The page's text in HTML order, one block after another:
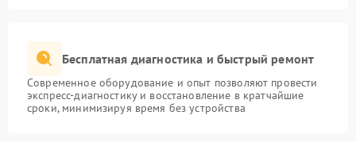
Бесплатная диагностика и быстрый ремонт
Современное оборудование и опыт позволяют провести
экспресс-диагностику и восстановление в кратчайшие
сроки, минимизируя время без устройства